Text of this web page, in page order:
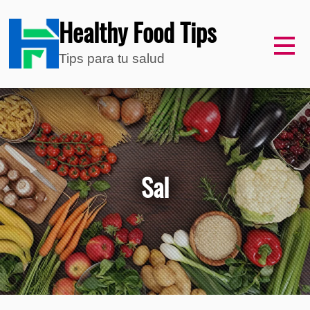
Healthy Food Tips
Tips para tu salud
Sal